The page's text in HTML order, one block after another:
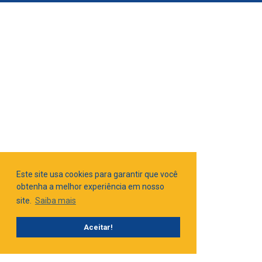
Este site usa cookies para garantir que você
obtenha a melhor experiência em nosso
site.
Saiba mais
Aceitar!